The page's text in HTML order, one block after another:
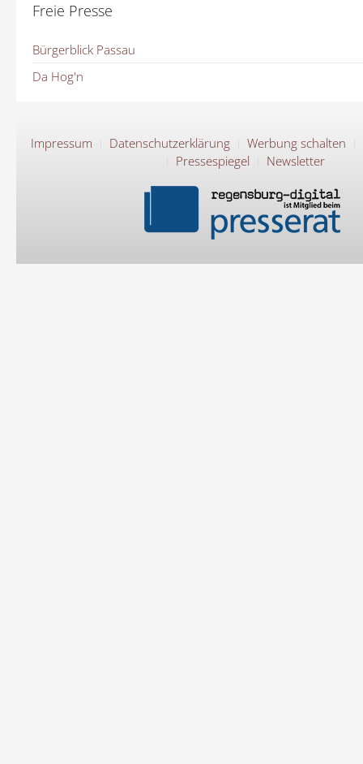
Freie Presse
Bürgerblick Passau
Da Hog'n
Impressum Datenschutzerklärung
Werbung schalten
Pressespiegel
Newsletter